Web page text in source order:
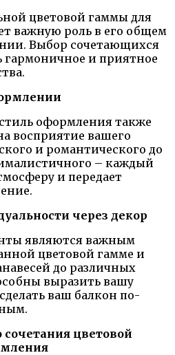
цветовой гаммы для
важную роль в его общем
Выбор сочетающихся
гармоничное и приятное
оформления также
восприятие вашего
и романтического до
– каждый
и передает
через декор
являются важным
цветовой гамме и
до различных
выразить вашу
ваш балкон по-
цветовой